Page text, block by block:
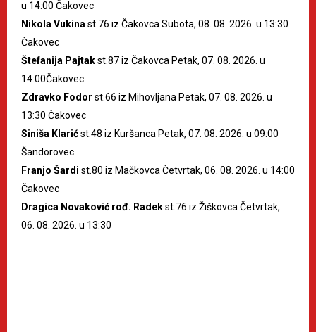
u 14:00 Čakovec
Nikola Vukina st.76 iz Čakovca Subota, 08. 08. 2026. u 13:30
Čakovec
Štefanija Pajtakst.87 iz Čakovca Petak, 07. 08. 2026. u
14:00Čakovec
Zdravko Fodor st.66 iz Mihovljana Petak, 07. 08. 2026. u
13:30 Čakovec
Siniša Klarićst.48 iz Kuršanca Petak, 07. 08. 2026. u 09:00
Šandorovec
Franjo Šardi st.80 iz Mačkovca Četvrtak, 06. 08. 2026. u 14:00
Čakovec
Dragica Novaković rođ. Radekst.76 iz Žiškovca Četvrtak,
06. 08. 2026. u 13:30